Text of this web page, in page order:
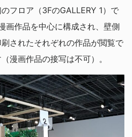
フロア（3FのGALLERY 1）で
画作品を中心に構成され、壁側
されたそれぞれの作品が閲覧で
漫画作品の接写は不可）。